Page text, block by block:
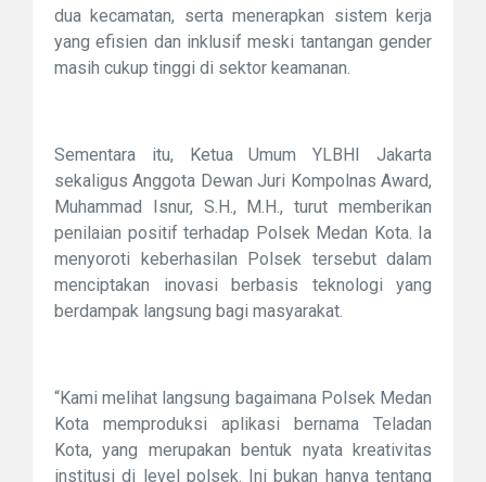
dua kecamatan, serta menerapkan sistem kerja
yang efisien dan inklusif meski tantangan gender
masih cukup tinggi di sektor keamanan.
Sementara itu, Ketua Umum YLBHI Jakarta
sekaligus Anggota Dewan Juri Kompolnas Award,
Muhammad Isnur, S.H., M.H., turut memberikan
penilaian positif terhadap Polsek Medan Kota. Ia
menyoroti keberhasilan Polsek tersebut dalam
menciptakan inovasi berbasis teknologi yang
berdampak langsung bagi masyarakat.
“Kami melihat langsung bagaimana Polsek Medan
Kota memproduksi aplikasi bernama Teladan
Kota, yang merupakan bentuk nyata kreativitas
institusi di level polsek. Ini bukan hanya tentang